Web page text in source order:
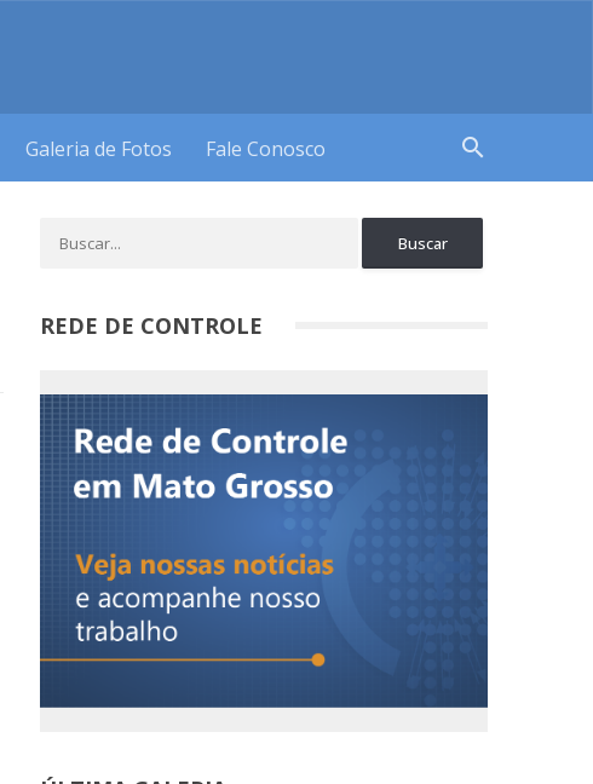
Galeria de Fotos Fale Conosco search
REDE DE CONTROLE